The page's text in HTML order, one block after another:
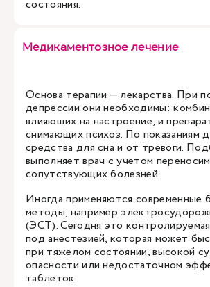
состояния.
Медикаментозное лечение
Основа терапии — лекарства. При
депрессии они необходимы:
влияющих на настроение, и
снимающих психоз. По показаниям
средства для сна и от тревоги.
выполняет врач с учетом
сопутствующих болезней.
Иногда применяются современные
методы, например
(ЭСТ). Сегодня это
под анестезией, которая может
при тяжелом состоянии, высокой
опасности или недостаточном
таблеток.